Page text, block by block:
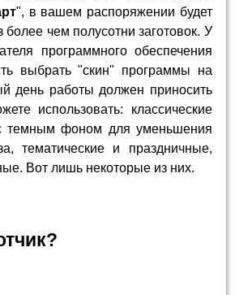
", в вашем распоряжении будет
чем полусотни заготовок. У
программного обеспечения
выбрать "скин" программы на
день работы должен приносить
использовать: классические
темным фоном для уменьшения
тематические и праздничные,
Вот лишь некоторые из них.